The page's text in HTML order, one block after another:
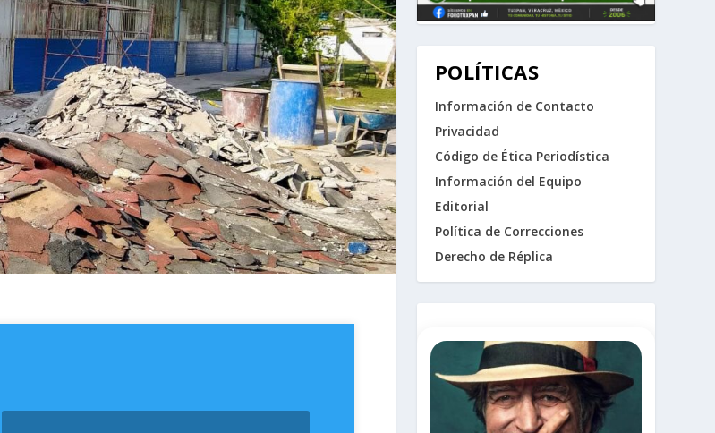
POLÍTICAS
Información de Contacto
Privacidad
Código de Ética Periodística
Información del Equipo
Editorial
Política de Correcciones
Derecho de Réplica